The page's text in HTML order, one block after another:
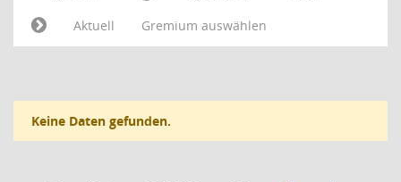
Aktuell
Gremium auswählen
Keine Daten gefunden.